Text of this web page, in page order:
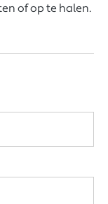
of op te halen.